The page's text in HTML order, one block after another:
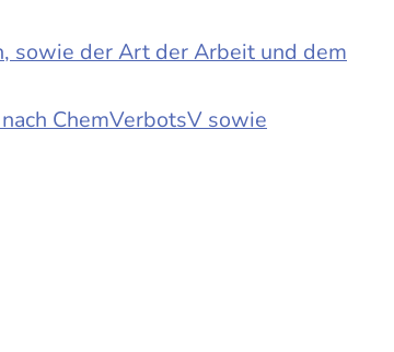
sowie der Art der Arbeit und dem
ChemVerbotsV sowie